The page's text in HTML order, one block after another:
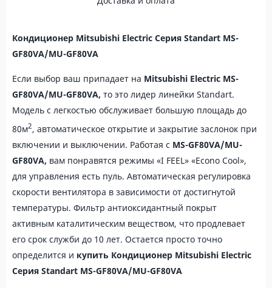
Кондиционер Mitsubishi Electric Серия Standart MS-
GF80VA/MU-GF80VA
Если выбор ваш припадает на Mitsubishi Electric MS-
GF80VA/MU-GF80VA, то это лидер линейки Standart.
Модель с легкостью обслуживает большую площадь до
80м2, автоматическое открытие и закрытие заслонок при
включении и выключении. Работая с MS-GF80VA/MU-
GF80VA, вам понравятся режимы «I FEEL» «Econo Cool»,
для управления есть пуль. Автоматическая регулировка
скорости вентилятора в зависимости от достигнутой
температуры. Фильтр антиоксидантный покрыт
активным каталитическим веществом, что продлевает
его срок служби до 10 лет. Остается просто точно
определится и купить Кондиционер Mitsubishi Electric
Серия Standart MS-GF80VA/MU-GF80VA